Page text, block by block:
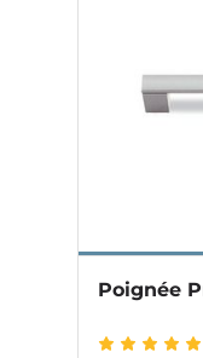
Poignée